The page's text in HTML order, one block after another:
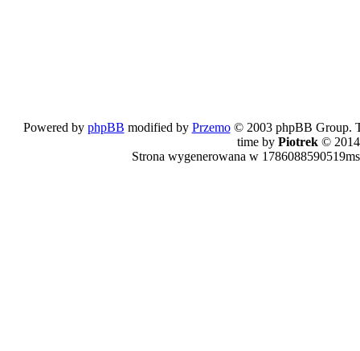
Powered by phpBB modified by Przemo© 2003 phpBB Group.
time by Piotrek © 2014
Strona wygenerowana w